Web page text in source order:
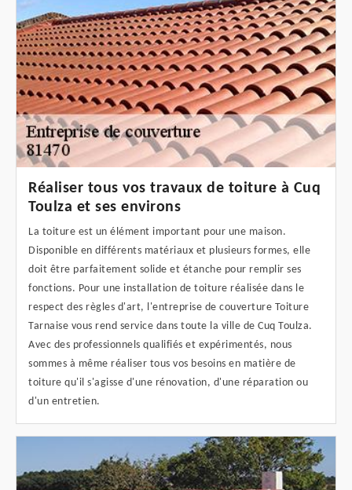
Réaliser tous vos travaux de toiture à Cuq
Toulza et ses environs
La toiture est un élément important pour une maison.
Disponible en différents matériaux et plusieurs formes, elle
doit être parfaitement solide et étanche pour remplir ses
fonctions. Pour une installation de toiture réalisée dans le
respect des règles d'art, l'entreprise de couverture Toiture
Tarnaise vous rend service dans toute la ville de Cuq Toulza.
Avec des professionnels qualifiés et expérimentés, nous
sommes à même réaliser tous vos besoins en matière de
toiture qu'il s'agisse d'une rénovation, d'une réparation ou
d'un entretien.